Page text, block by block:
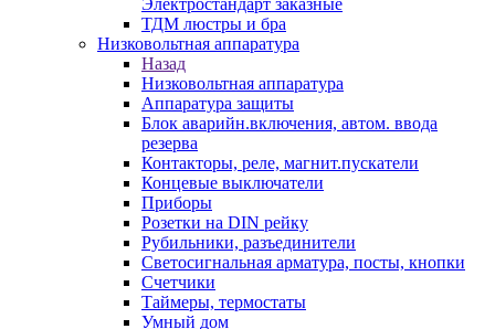
Электростандарт заказные
ТДМ люстры и бра
Низковольтная аппаратура
Назад
Низковольтная аппаратура
Аппаратура защиты
Блок аварийн.включения, автом. ввода
резерва
Контакторы, реле, магнит.пускатели
Концевые выключатели
Приборы
Розетки на DIN рейку
Рубильники, разъединители
Светосигнальная арматура, посты, кнопки
Счетчики
Таймеры, термостаты
Умный дом